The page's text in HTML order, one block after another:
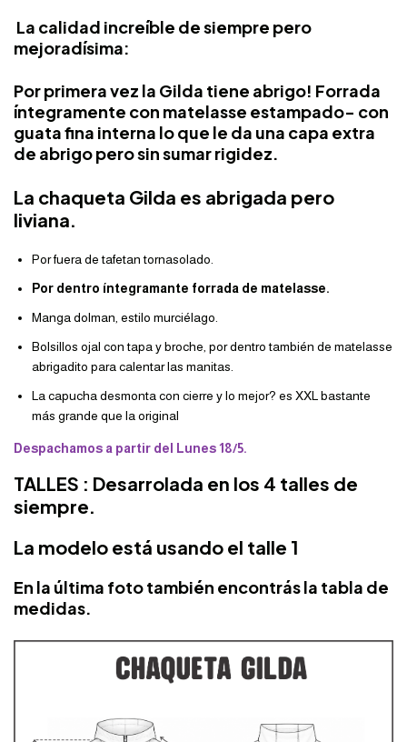
La calidad increíble de siempre pero
mejoradísima:
Por primera vez la Gilda tiene abrigo! Forrada
íntegramente con matelasse estampado- con
guata fina interna lo que le da una capa extra
de abrigo pero sin sumar rigidez.
La chaqueta Gilda es abrigada pero
liviana.
Por fuera de tafetan tornasolado.
Por dentro íntegramante forrada de matelasse.
Manga dolman, estilo murciélago.
Bolsillos ojal con tapa y broche, por dentro también de matelasse
abrigadito para calentar las manitas.
La capucha desmonta con cierre y lo mejor? es XXL bastante
más grande que la original
Despachamos a partir del Lunes 18/5.
TALLES : Desarrolada en los 4 talles de
siempre.
La modelo está usando el talle 1
En la última foto también encontrás la tabla de
medidas.